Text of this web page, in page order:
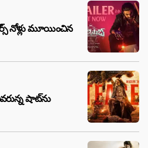
నోళ్లు మూయించిన
షాట్‌ను